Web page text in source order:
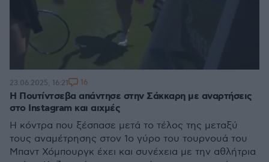
Η Πουτίντσεβα απάντησε στην Σάκκαρη με αναρτήσεις
στο Instagram και αιχμές
Η κόντρα που ξέσπασε μετά το τέλος της μεταξύ
τους αναμέτρησης στον 1ο γύρο του τουρνουά του
Μπαντ Χόμπουργκ έχει και συνέχεια με την αθλήτρια
23.06.2025, 16:21 16